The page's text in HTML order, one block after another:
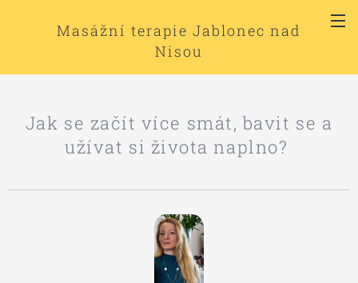
Masážní terapie Jablonec nad
Nisou
Jak se začít více smát, bavit se a
užívat si života naplno?